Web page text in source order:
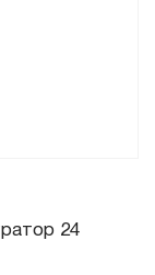
24